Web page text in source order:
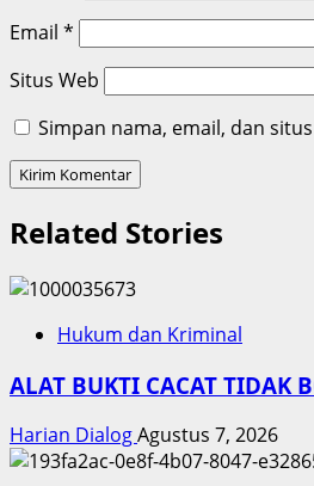
Email *
Situs Web
Simpan nama, email, dan
Related Stories
Hukum dan Kriminal
ALAT BUKTI CACAT TIDAK
Harian DialogAgustus 7, 2026